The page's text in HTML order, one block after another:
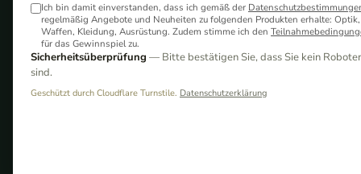
Ich bin damit einverstanden, dass ich gemäß der
regelmäßig Angebote und Neuheiten zu folgenden Produkten erhalte: Optik,
Waffen, Kleidung, Ausrüstung. Zudem stimme ich den
für das Gewinnspiel zu.
Sicherheitsüberprüfung — Bitte bestätigen Sie, dass Sie kein Roboter
sind.
Geschützt durch Cloudflare Turnstile. Datenschutzerklärung
-4%